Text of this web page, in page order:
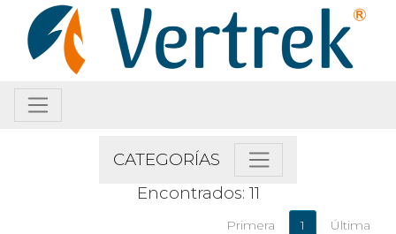
CATEGORÍAS
Encontrados: 11
Primera 1 Última